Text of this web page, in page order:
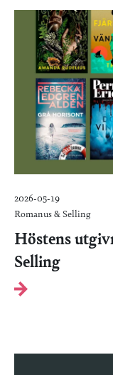
2026-05-19
Romanus & Selling
Höstens
Selling